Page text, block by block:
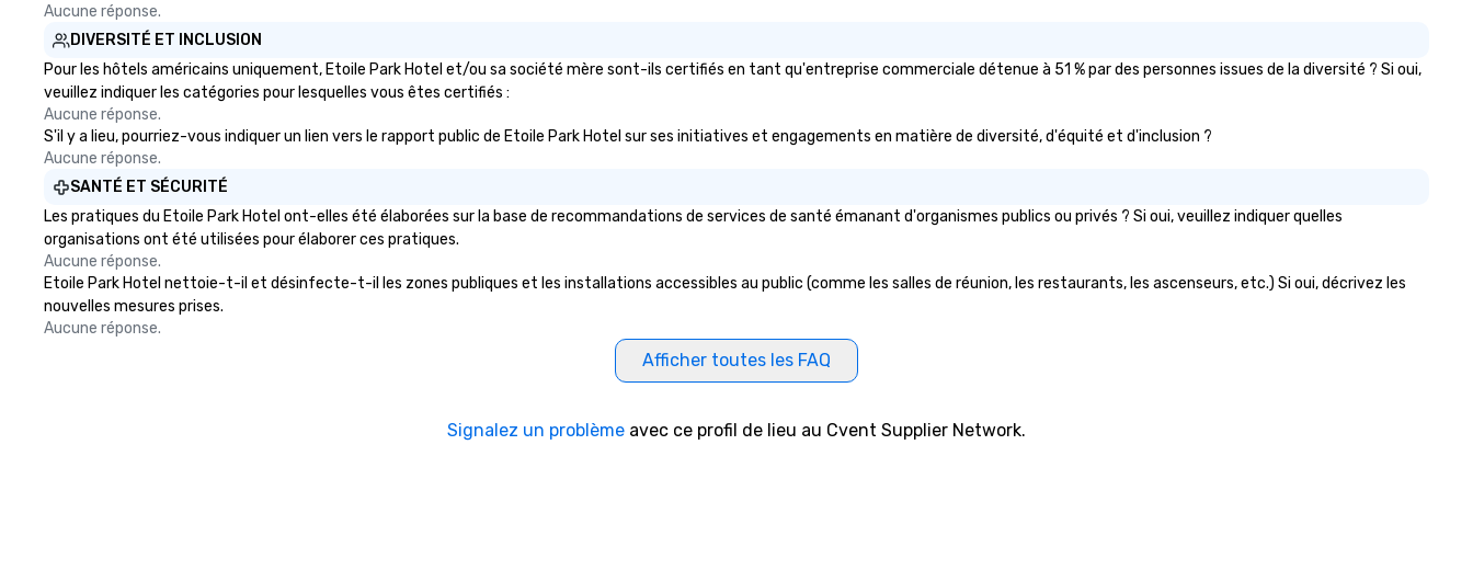
Aucune réponse.
DIVERSITÉ ET INCLUSION
Pour les hôtels américains uniquement, Etoile Park Hotel et/ou sa société mère sont-ils certifiés en tant qu'entreprise commerciale détenue à 51 % par des personnes issues de la diversité ? Si oui,
veuillez indiquer les catégories pour lesquelles vous êtes certifiés :
Aucune réponse.
S'il y a lieu, pourriez-vous indiquer un lien vers le rapport public de Etoile Park Hotel sur ses initiatives et engagements en matière de diversité, d'équité et d'inclusion ?
Aucune réponse.
SANTÉ ET SÉCURITÉ
Les pratiques du Etoile Park Hotel ont-elles été élaborées sur la base de recommandations de services de santé émanant d'organismes publics ou privés ? Si oui, veuillez indiquer quelles
organisations ont été utilisées pour élaborer ces pratiques.
Aucune réponse.
Etoile Park Hotel nettoie-t-il et désinfecte-t-il les zones publiques et les installations accessibles au public (comme les salles de réunion, les restaurants, les ascenseurs, etc.) Si oui, décrivez les
nouvelles mesures prises.
Aucune réponse.
Afficher toutes les FAQ
Signalez un problème avec ce profil de lieu au Cvent Supplier Network.